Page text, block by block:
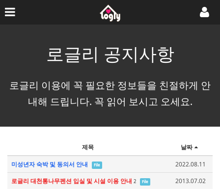
로글리 공지사항
로글리 이용에 꼭 필요한 정보들을 친절하게 안
내해 드립니다. 꼭 읽어 보시고 오세요.
제목 날짜
미성년자 숙박 및 동의서 안내 File
2022.08.11
로글리 대천통나무펜션 입실 및 시설 이용 안내 2 File 2013.07.02